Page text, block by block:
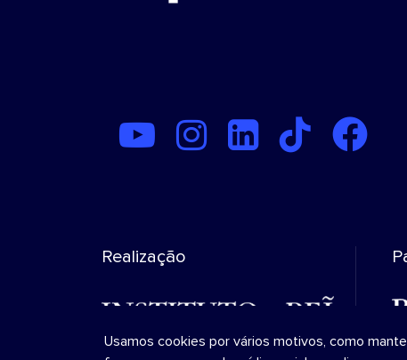
Realização
Usamos cookies por vários motivos, como